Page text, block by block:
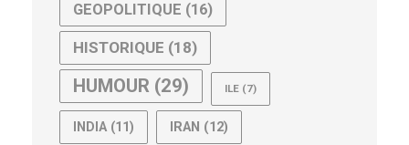
GEOPOLITIQUE (16)
HISTORIQUE (18)
HUMOUR (29) ILE (7)
INDIA (11) IRAN (12)